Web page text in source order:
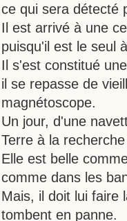
ce qui sera détecté
Il est arrivé à une
puisqu'il est le seul
Il s'est constitué
il se repasse de
magnétoscope.
Un jour, d'une
Terre à la
Elle est belle
comme dans les
Mais, il doit lui faire
tombent en panne.